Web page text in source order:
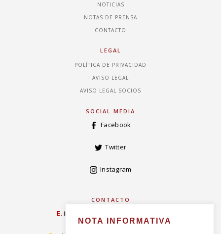
NOTICIAS
NOTAS DE PRENSA
CONTACTO
LEGAL
POLÍTICA DE PRIVACIDAD
AVISO LEGAL
AVISO LEGAL SOCIOS
SOCIAL MEDIA
Facebook
Twitter
Instagram
CONTACTO
E.info@concordiarealespanola.es
NOTA INFORMATIVA